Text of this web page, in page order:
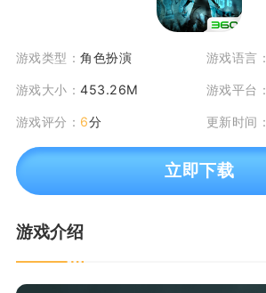
游戏类型：角色扮演 游戏语言：
游戏大小：453.26M 游戏平台：
游戏评分： 6分 更新时间：
立即下载
游戏介绍